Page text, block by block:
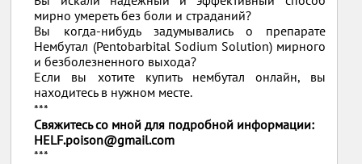
мирно умереть без боли и страданий?
Вы когда-нибудь задумывались о препарате
Нембутал (Pentobarbital Sodium Solution) мирного
и безболезненного выхода?
Если вы хотите купить нембутал онлайн, вы
находитесь в нужном месте.
***
Свяжитесь со мной для подробной информации:
HELF.poison@gmail.com
***